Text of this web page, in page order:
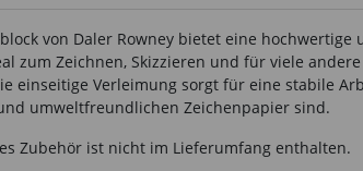
von Daler Rowney bietet eine
zum Zeichnen, Skizzieren und für viele
einseitige Verleimung sorgt für eine stabile
umweltfreundlichen Zeichenpapier sind.
Zubehör ist nicht im Lieferumfang enthalten.